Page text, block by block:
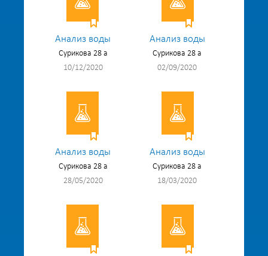
Анализ воды
Сурикова 28 а
10/12/2020
Анализ воды
Сурикова 28 а
02/09/2020
Анализ воды
Сурикова 28 а
28/05/2020
Анализ воды
Сурикова 28 а
18/03/2020